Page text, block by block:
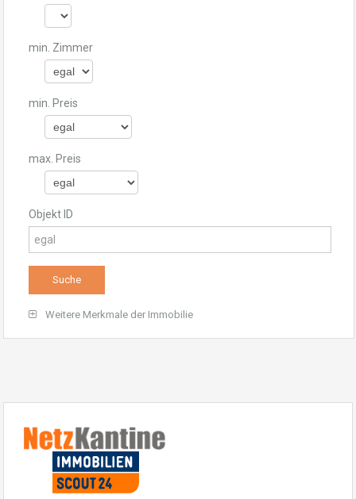
min. Zimmer
min. Preis
max. Preis
Objekt ID
Weitere Merkmale der Immobilie